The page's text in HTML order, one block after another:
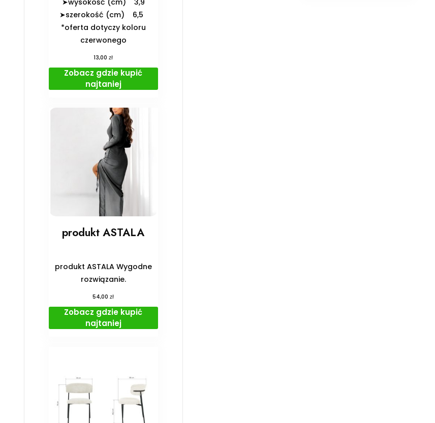
➤szerokość (cm) 6,5
*oferta dotyczy koloru
czerwonego
13,00zł
Zobacz gdzie kupić
najtaniej
produkt ASTALA
produkt ASTALA Wygodne
rozwiązanie.
54,00zł
Zobacz gdzie kupić
najtaniej